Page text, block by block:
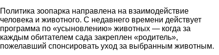
Политика зоопарка направлена на взаимодействие
человека и животного. С недавнего времени действует
программа по «усыновлению» животных — когда за
каждым обитателем сада закреплен «родитель»,
пожелавший спонсировать уход за выбранным животным.